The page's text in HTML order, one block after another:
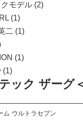
モデル (2)
(1)
二 (1)
(1)
(1)
ック ザーグ
ム ウルトラセブン